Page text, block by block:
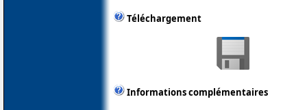
Téléchargement
Informations complémentaires